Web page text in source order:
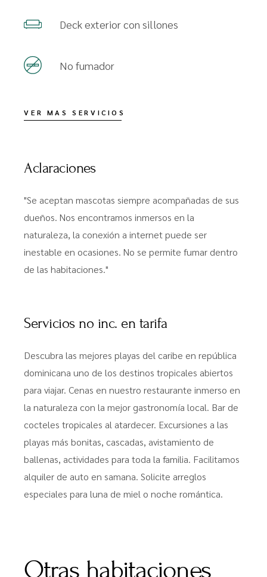
Deck exterior con sillones
No fumador
VER MAS SERVICIOS
Aclaraciones
"Se aceptan mascotas siempre acompañadas de sus
dueños. Nos encontramos inmersos en la
naturaleza, la conexión a internet puede ser
inestable en ocasiones. No se permite fumar dentro
de las habitaciones."
Servicios no inc. en tarifa
Descubra las mejores playas del caribe en república
dominicana uno de los destinos tropicales abiertos
para viajar. Cenas en nuestro restaurante inmerso en
la naturaleza con la mejor gastronomía local. Bar de
cocteles tropicales al atardecer. Excursiones a las
playas más bonitas, cascadas, avistamiento de
ballenas, actividades para toda la familia. Facilitamos
alquiler de auto en samana. Solicite arreglos
especiales para luna de miel o noche romántica.
Otras habitaciones